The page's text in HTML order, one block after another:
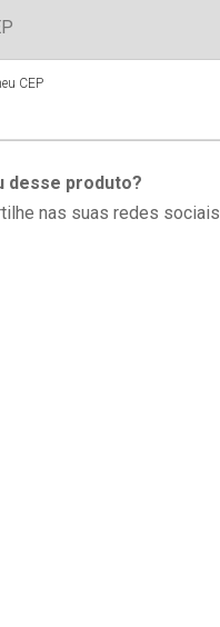
CEP
desse produto?
nas suas redes sociais